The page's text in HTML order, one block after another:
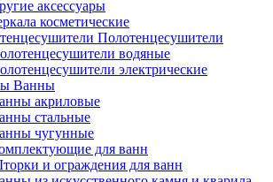
аксессуары
косметические
Полотенцесушители
водяные
электрические
Ванны
акриловые
стальные
чугунные
для ванн
и ограждения для ванн